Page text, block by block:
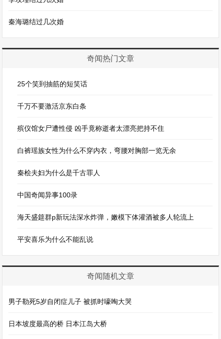
秦海璐结过几次婚
奇闻热门文章
25个笑到抽筋的短笑话
千万不要激活京东白条
殡仪馆女尸遭性侵 凶手竟称逝者太漂亮把持不住
白裤瑶族女性为什么不穿内衣，弯腰对胸部一览无余
秦桧夫妇为什么是千古罪人
中国奇闻异事100录
海天盛筵群p新玩法深水炸弹，嫩模下体灌酒被多人轮流上
平安喜乐为什么不能乱说
奇闻随机文章
男子勒死5岁自闭症儿子 被抓时嚎啕大哭
日本坡度最高的桥 日本江岛大桥